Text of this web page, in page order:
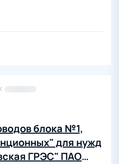
блока №1,
для нужд
ГРЭС" ПАО